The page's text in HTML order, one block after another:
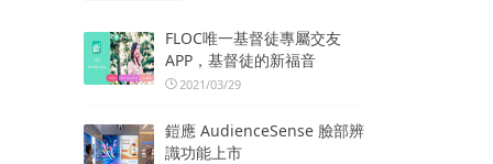
FLOC唯一基督徒專屬交友
APP，基督徒的新福音
2021/03/29
鎧應 AudienceSense 臉部辨
識功能上市